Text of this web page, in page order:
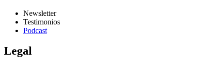
Newsletter
Testimonios
Podcast
Legal